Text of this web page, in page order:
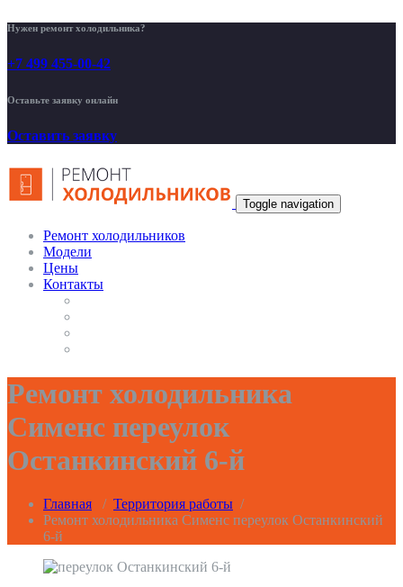
Нужен ремонт холодильника?
+7 499 455-00-42
Оставьте заявку онлайн
Оставить заявку
Toggle navigation
Ремонт холодильников
Модели
Цены
Контакты
Ремонт холодильника
Сименс переулок
Останкинский 6-й
Главная / Территория работы /
Ремонт холодильника Сименс переулок Останкинский
6-й